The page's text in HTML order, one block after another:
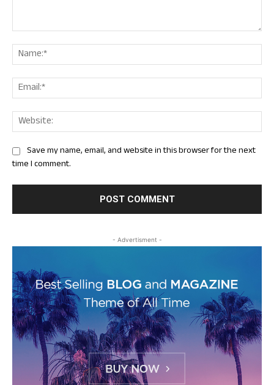
Save my name, email, and website in this browser for the next
time I comment.
- Advertisment -